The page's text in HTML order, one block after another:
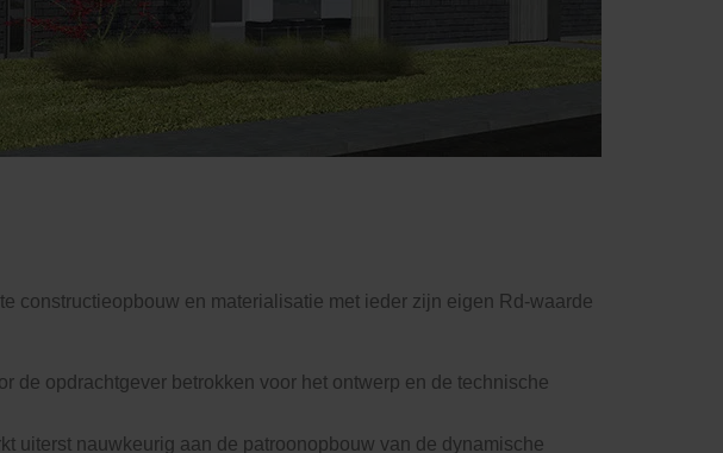
constructieopbouw en materialisatie met ieder zijn eigen Rd-waarde
de opdrachtgever betrokken voor het ontwerp en de technische
uiterst nauwkeurig aan de patroonopbouw van de dynamische